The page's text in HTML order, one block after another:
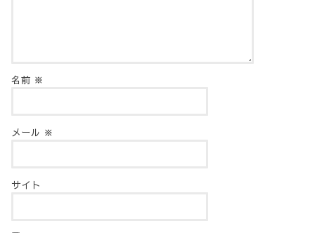
名前 ※
メール ※
サイト